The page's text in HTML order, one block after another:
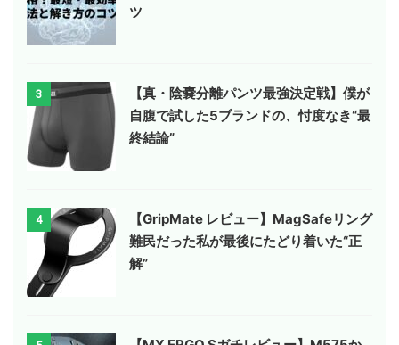
ツ
3
【真・陰嚢分離パンツ最強決定戦】僕が
自腹で試した5ブランドの、忖度なき“最
終結論”
4
【GripMate レビュー】MagSafeリング
難民だった私が最後にたどり着いた“正
解”